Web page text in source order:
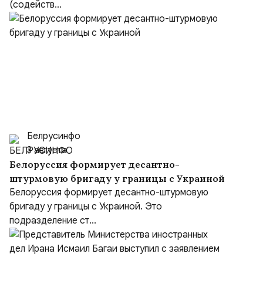
(содейств...
Белрусинфо
3 августа
Белоруссия формирует десантно-
штурмовую бригаду у границы с Украиной
Белоруссия формирует десантно-штурмовую
бригаду у границы с Украиной. Это
подразделение ст...